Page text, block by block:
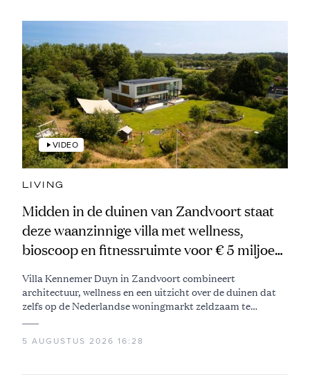
VIDEO
LIVING
Midden in de duinen van Zandvoort staat
deze waanzinnige villa met wellness,
bioscoop en fitnessruimte voor € 5 miljoen
Villa Kennemer Duyn in Zandvoort combineert
architectuur, wellness en een uitzicht over de duinen dat
zelfs op de Nederlandse woningmarkt zeldzaam te
5 AUGUSTUS 2026 16:28